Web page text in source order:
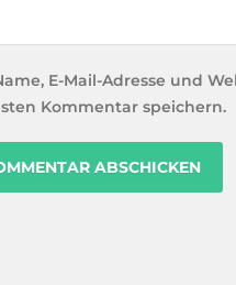
E-Mail-Adresse und
Kommentar speichern.